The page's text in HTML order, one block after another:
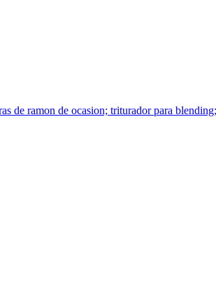
ramon de ocasion; triturador para